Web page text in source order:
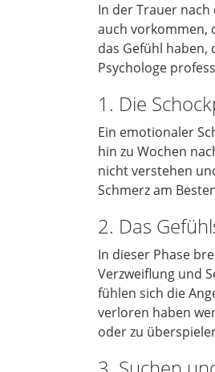
In der Trauer
auch vorkommen,
das Gefühl haben,
Psychologe
1. Die
Ein emotionaler
hin zu Wochen
nicht verstehen
Schmerz am
2. Das
In dieser Phase
Verzweiflung und
fühlen sich die
verloren haben
oder zu